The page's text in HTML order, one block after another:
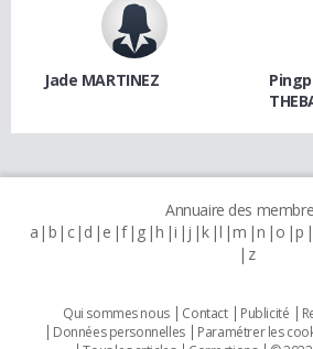
Jade MARTINEZ
Annuaire des
a b c d e f g h i j k l m n o p
z
Qui sommes nous Contact Publicité
Données personnelles
Paramétrer les